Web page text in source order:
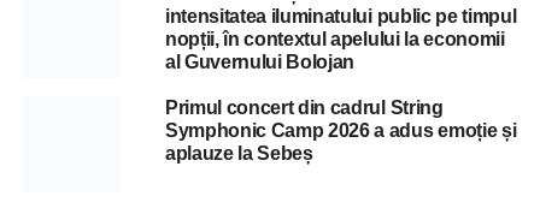
intensitatea iluminatului public pe timpul
nopții, în contextul apelului la economii
al Guvernului Bolojan
Primul concert din cadrul String
Symphonic Camp 2026 a adus emoție și
aplauze la Sebeș